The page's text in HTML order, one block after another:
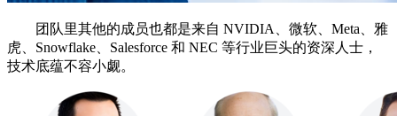
团队里其他的成员也都是来自 NVIDIA、微软、Meta、雅
虎、Snowflake、Salesforce 和 NEC 等行业巨头的资深人士，
技术底蕴不容小觑。